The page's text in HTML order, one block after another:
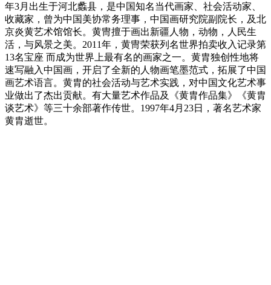
年3月出生于河北蠡县，是中国知名当代画家、社会活动家、
收藏家，曾为中国美协常务理事，中国画研究院副院长，及北
京炎黄艺术馆馆长。黄冑擅于画出新疆人物，动物，人民生
活，与风景之美。2011年，黄冑荣获列名世界拍卖收入记录第
13名宝座 而成为世界上最有名的画家之一。黄胄独创性地将
速写融入中国画，开启了全新的人物画笔墨范式，拓展了中国
画艺术语言。黄胄的社会活动与艺术实践，对中国文化艺术事
业做出了杰出贡献。有大量艺术作品及《黄胄作品集》《黄胄
谈艺术》等三十余部著作传世。1997年4月23日，著名艺术家
黄胄逝世。